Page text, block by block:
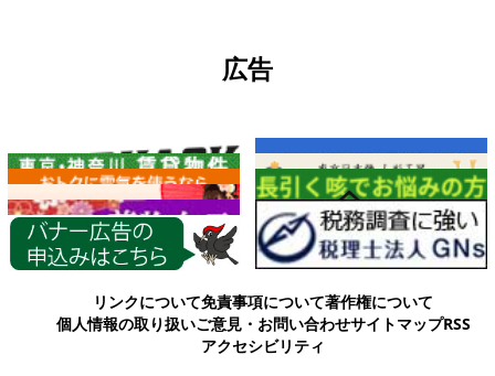
広告
各種情報
リンクについて免責事項について著作権について
個人情報の取り扱いご意見・お問い合わせサイトマップRSS
アクセシビリティ